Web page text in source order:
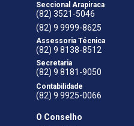
Seccional Arapiraca
(82) 3521-5046
(82) 9 9999-8625
Assessoria Técnica
(82) 9 8138-8512
Secretaria
(82) 9 8181-9050
Contabilidade
(82) 9 9925-0066
O Conselho